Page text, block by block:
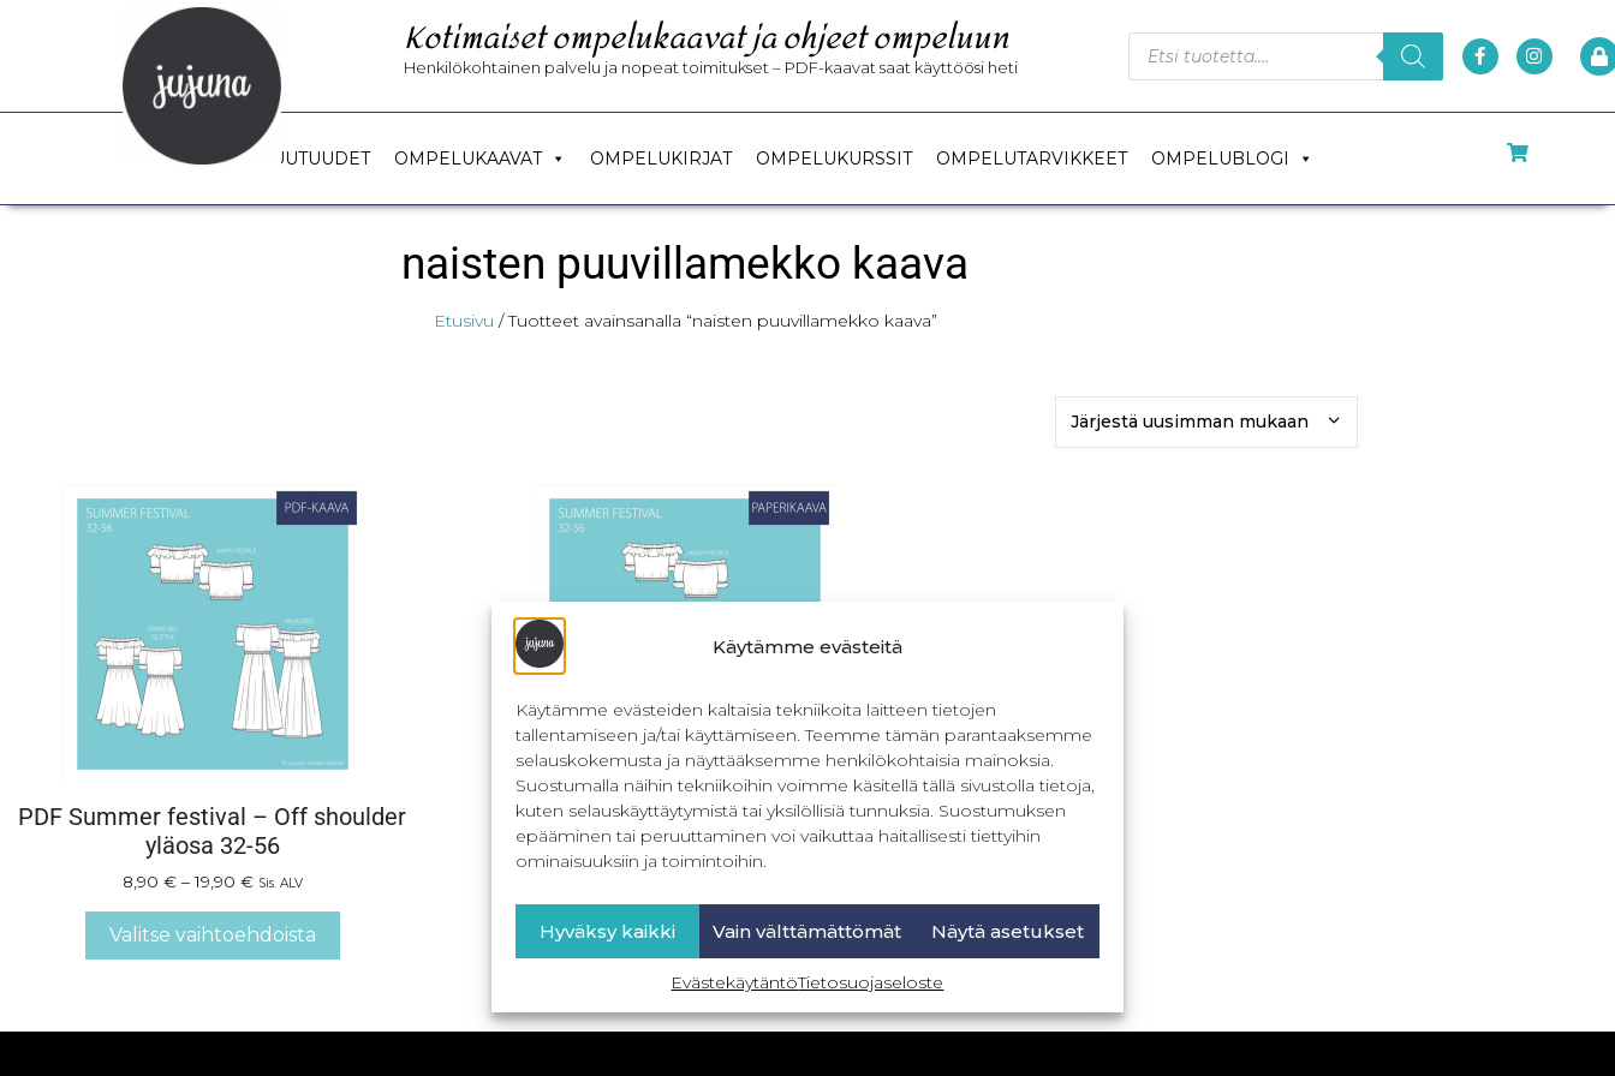
Käytämme evästeitä
Käytämme evästeiden kaltaisia tekniikoita laitteen tietojen
tallentamiseen ja/tai käyttämiseen. Teemme tämän parantaaksemme
selauskokemusta ja näyttääksemme henkilökohtaisia mainoksia.
Suostumalla näihin tekniikoihin voimme käsitellä tällä sivustolla tietoja,
kuten selauskäyttäytymistä tai yksilöllisiä tunnuksia. Suostumuksen
epääminen tai peruuttaminen voi vaikuttaa haitallisesti tiettyihin
ominaisuuksiin ja toimintoihin.
Hyväksy kaikki Vain välttämättömät Näytä asetukset
EvästekäytäntöTietosuojaseloste
Kotimaiset ompelukaavat ja ohjeet ompeluun
Henkilökohtainen palvelu ja nopeat toimitukset – PDF-kaavat saat käyttöösi heti
UUTUUDET OMPELUKAAVAT OMPELUKIRJAT OMPELUKURSSIT OMPELUTARVIKKEET OMPELUBLOGI
naisten puuvillamekko kaava
Etusivu / Tuotteet avainsanalla “naisten puuvillamekko kaava”
PDF Summer festival – Off shoulder
yläosa 32-56
8,90 € – 19,90 € Sis. ALV
Valitse vaihtoehdoista
Summer festival – Off shoulder
yläosa 32-56
Lisää ostoskoriin